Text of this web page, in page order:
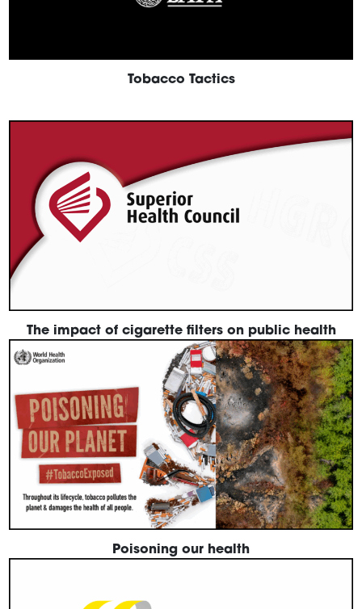
Tobacco Tactics
The impact of cigarette filters on public health
Poisoning our health